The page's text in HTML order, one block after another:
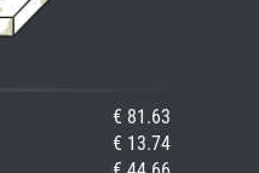
€ 81.63
€ 13.74